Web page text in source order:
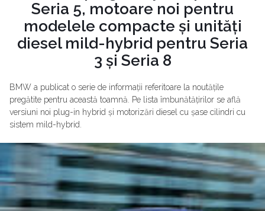
Seria 5, motoare noi pentru
modelele compacte și unități
diesel mild-hybrid pentru Seria
3 și Seria 8
BMW a publicat o serie de informații referitoare la noutățile
pregătite pentru această toamnă. Pe lista îmbunătățirilor se află
versiuni noi plug-in hybrid și motorizări diesel cu șase cilindri cu
sistem mild-hybrid.